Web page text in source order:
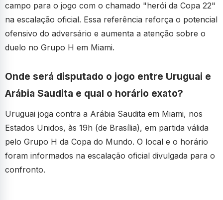
campo para o jogo com o chamado "herói da Copa 22"
na escalação oficial. Essa referência reforça o potencial
ofensivo do adversário e aumenta a atenção sobre o
duelo no Grupo H em Miami.
Onde será disputado o jogo entre Uruguai e
Arábia Saudita e qual o horário exato?
Uruguai joga contra a Arábia Saudita em Miami, nos
Estados Unidos, às 19h (de Brasília), em partida válida
pelo Grupo H da Copa do Mundo. O local e o horário
foram informados na escalação oficial divulgada para o
confronto.